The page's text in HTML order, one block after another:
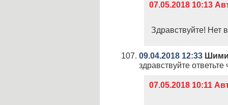
07.05.2018 10:13
Здравствуйте! Нет
09.04.2018 12:33
здравствуйте
07.05.2018 10:11